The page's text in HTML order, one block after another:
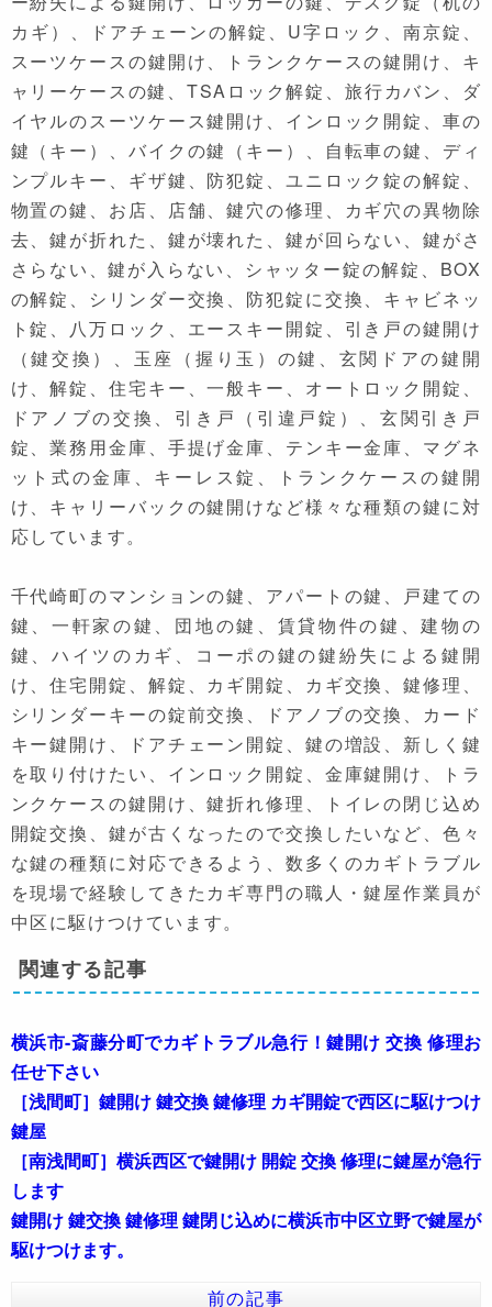
カギ）、ドアチェーンの解錠、U字ロック、南京錠、
スーツケースの鍵開け、トランクケースの鍵開け、キ
ャリーケースの鍵、TSAロック解錠、旅行カバン、ダ
イヤルのスーツケース鍵開け、インロック開錠、車の
鍵（キー）、バイクの鍵（キー）、自転車の鍵、ディ
ンプルキー、ギザ鍵、防犯錠、ユニロック錠の解錠、
物置の鍵、お店、店舗、鍵穴の修理、カギ穴の異物除
去、鍵が折れた、鍵が壊れた、鍵が回らない、鍵がさ
さらない、鍵が入らない、シャッター錠の解錠、BOX
の解錠、シリンダー交換、防犯錠に交換、キャビネッ
ト錠、八万ロック、エースキー開錠、引き戸の鍵開け
（鍵交換）、玉座（握り玉）の鍵、玄関ドアの鍵開
け、解錠、住宅キー、一般キー、オートロック開錠、
ドアノブの交換、引き戸（引違戸錠）、玄関引き戸
錠、業務用金庫、手提げ金庫、テンキー金庫、マグネ
ット式の金庫、キーレス錠、トランクケースの鍵開
け、キャリーバックの鍵開けなど様々な種類の鍵に対
応しています。
千代崎町のマンションの鍵、アパートの鍵、戸建ての
鍵、一軒家の鍵、団地の鍵、賃貸物件の鍵、建物の
鍵、ハイツのカギ、コーポの鍵の鍵紛失による鍵開
け、住宅開錠、解錠、カギ開錠、カギ交換、鍵修理、
シリンダーキーの錠前交換、ドアノブの交換、カード
キー鍵開け、ドアチェーン開錠、鍵の増設、新しく鍵
を取り付けたい、インロック開錠、金庫鍵開け、トラ
ンクケースの鍵開け、鍵折れ修理、トイレの閉じ込め
開錠交換、鍵が古くなったので交換したいなど、色々
な鍵の種類に対応できるよう、数多くのカギトラブル
を現場で経験してきたカギ専門の職人・鍵屋作業員が
中区に駆けつけています。
関連する記事
横浜市-斎藤分町でカギトラブル急行！鍵開け 交換 修理お
任せ下さい
［浅間町］鍵開け 鍵交換 鍵修理 カギ開錠で西区に駆けつけ
鍵屋
［南浅間町］横浜西区で鍵開け 開錠 交換 修理に鍵屋が急行
します
鍵開け 鍵交換 鍵修理 鍵閉じ込めに横浜市中区立野で鍵屋が
駆けつけます。
前の記事